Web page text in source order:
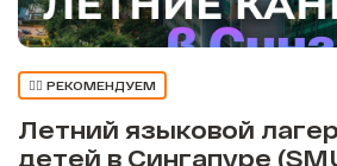
👍🏼 РЕКОМЕНДУЕМ
Летний языковой
детей в Сингапуре